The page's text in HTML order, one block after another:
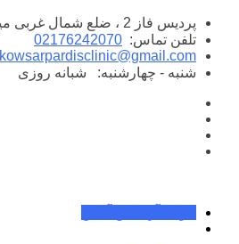
پرش
محتوا
پردیس فاز 2 ، ضلع شمال غربی میدان امام
تلفن تماس: 02176242070
kowsarpardisclinic@gmail.com
شنبه - چهارشنبه:
شبانه روزی